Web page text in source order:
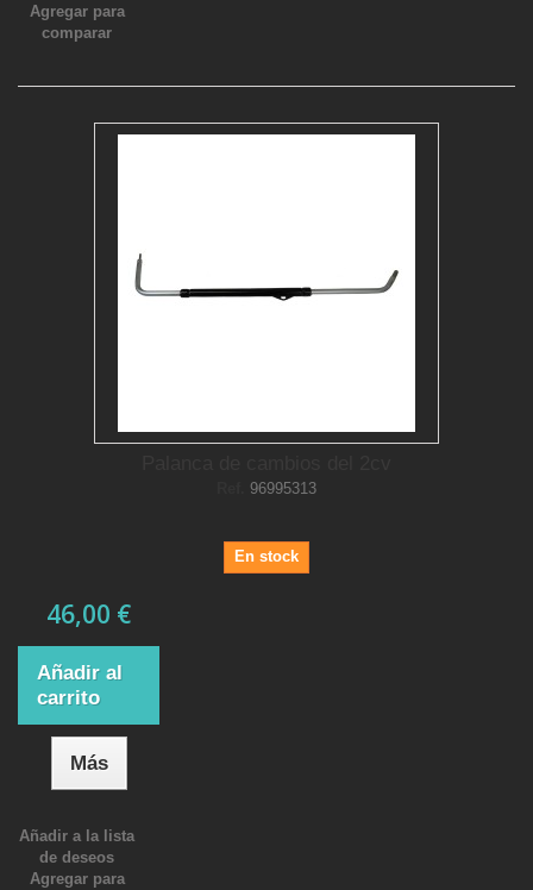
Agregar para
comparar
96995313
En stock
46,00 €
Añadir al
carrito
Más
Añadir a la lista
de deseos
Agregar para